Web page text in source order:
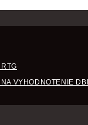
VYHODNOTENIE